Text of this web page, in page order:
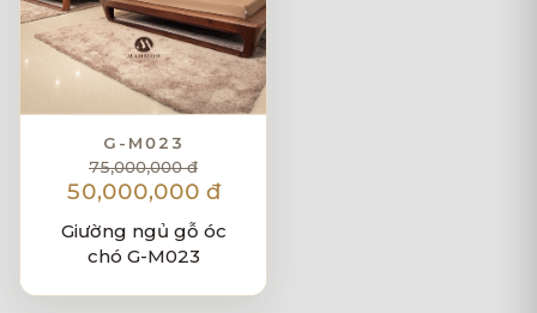
G-M023
75,000,000 đ
50,000,000 đ
Giường ngủ gỗ óc
chó G-M023